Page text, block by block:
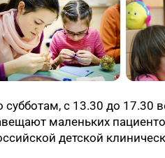
субботам, с 13.30 до 17.30
маленьких
детской